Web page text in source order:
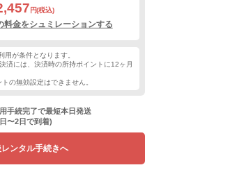
円(税込)
料金をシュミレーションする
が条件となります。
済には、決済時の所持ポイントに12ヶ月
の無効設定はできません。
手続完了で最短本日発送
〜2日で到着)
ンタル手続きへ